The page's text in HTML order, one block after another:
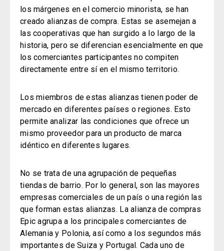
los márgenes en el comercio minorista, se han
creado alianzas de compra. Estas se asemejan a
las cooperativas que han surgido a lo largo de la
historia, pero se diferencian esencialmente en que
los comerciantes participantes no compiten
directamente entre sí en el mismo territorio.
Los miembros de estas alianzas tienen poder de
mercado en diferentes países o regiones. Esto
permite analizar las condiciones que ofrece un
mismo proveedor para un producto de marca
idéntico en diferentes lugares.
No se trata de una agrupación de pequeñas
tiendas de barrio. Por lo general, son las mayores
empresas comerciales de un país o una región las
que forman estas alianzas. La alianza de compras
Epic agrupa a los principales comerciantes de
Alemania y Polonia, así como a los segundos más
importantes de Suiza y Portugal. Cada uno de